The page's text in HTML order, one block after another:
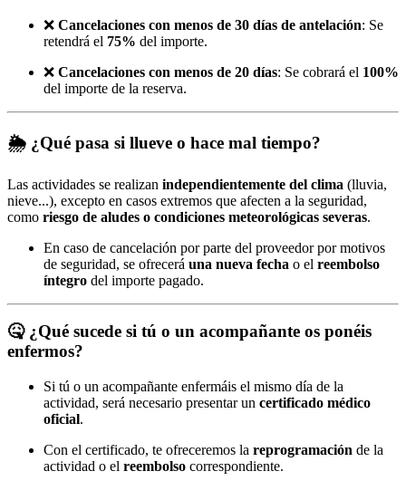
❌ Cancelaciones con menos de 30 días de antelación: Se
retendrá el 75% del importe.
❌ Cancelaciones con menos de 20 días: Se cobrará el 100%
del importe de la reserva.
🌦️ ¿Qué pasa si llueve o hace mal tiempo?
Las actividades se realizan independientemente del clima (lluvia,
nieve...), excepto en casos extremos que afecten a la seguridad,
como riesgo de aludes o condiciones meteorológicas severas.
En caso de cancelación por parte del proveedor por motivos
de seguridad, se ofrecerá una nueva fecha o el reembolso
íntegro del importe pagado.
🤒 ¿Qué sucede si tú o un acompañante os ponéis
enfermos?
Si tú o un acompañante enfermáis el mismo día de la
actividad, será necesario presentar un certificado médico
oficial.
Con el certificado, te ofreceremos la reprogramación de la
actividad o el reembolso correspondiente.